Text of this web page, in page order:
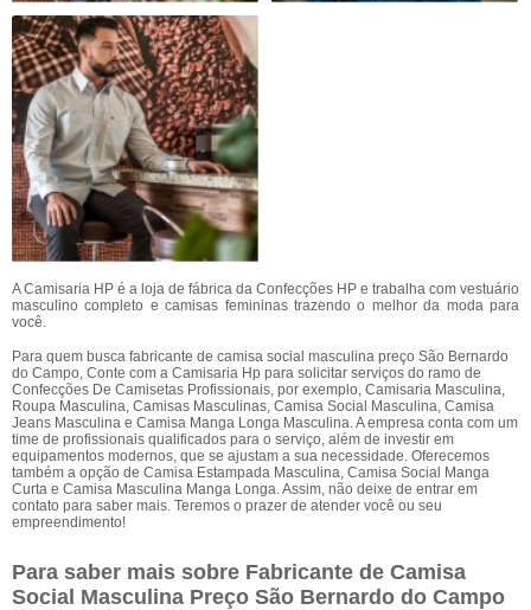
A Camisaria HP é a loja de fábrica da Confecções HP e trabalha com vestuário
masculino completo e camisas femininas trazendo o melhor da moda para
você.
Para quem busca fabricante de camisa social masculina preço São Bernardo
do Campo, Conte com a Camisaria Hp para solicitar serviços do ramo de
Confecções De Camisetas Profissionais, por exemplo, Camisaria Masculina,
Roupa Masculina, Camisas Masculinas, Camisa Social Masculina, Camisa
Jeans Masculina e Camisa Manga Longa Masculina. A empresa conta com um
time de profissionais qualificados para o serviço, além de investir em
equipamentos modernos, que se ajustam a sua necessidade. Oferecemos
também a opção de Camisa Estampada Masculina, Camisa Social Manga
Curta e Camisa Masculina Manga Longa. Assim, não deixe de entrar em
contato para saber mais. Teremos o prazer de atender você ou seu
empreendimento!
Para saber mais sobre Fabricante de Camisa
Social Masculina Preço São Bernardo do Campo